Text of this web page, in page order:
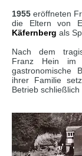
1955 eröffneten
die Eltern von
Käfernberg als
Nach dem
Franz Hein
gastronomische
ihrer Familie
Betrieb schließlich